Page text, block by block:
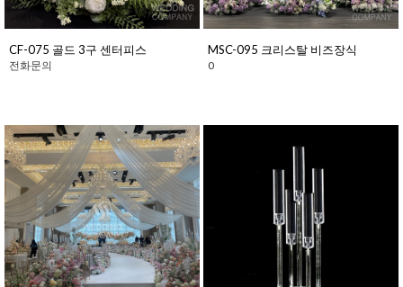
CF-075 골드 3구 센터피스
전화문의
MSC-095 크리스탈 비즈장식
0